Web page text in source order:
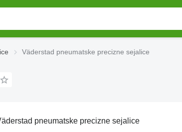
Väderstad pneumatske precizne sejalice
pneumatske precizne sejalice